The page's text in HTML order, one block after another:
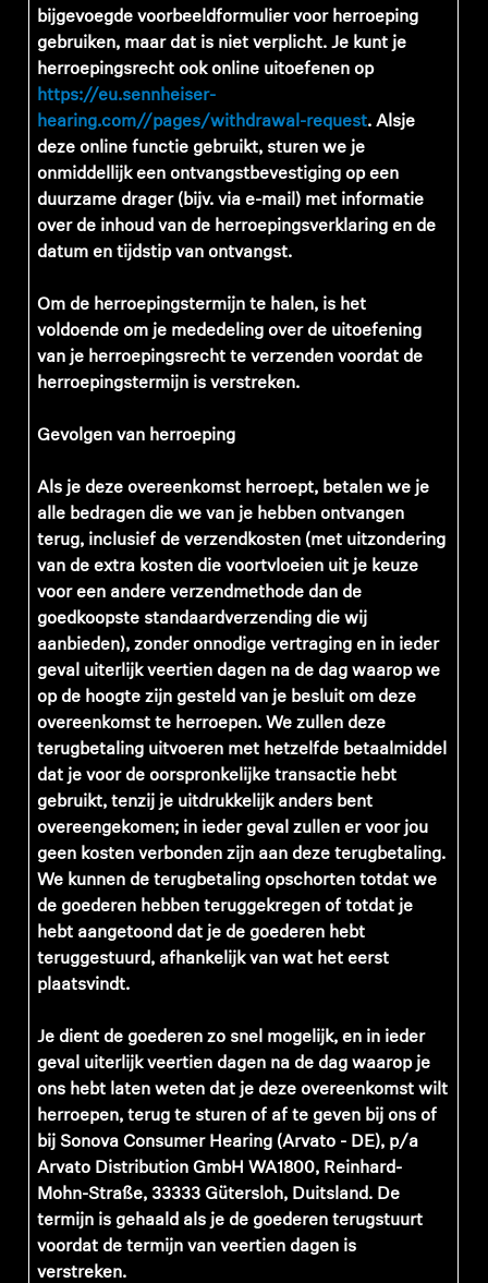
bijgevoegde voorbeeldformulier voor herroeping
gebruiken, maar dat is niet verplicht. Je kunt je
herroepingsrecht ook online uitoefenen op
https://eu.sennheiser-
hearing.com//pages/withdrawal-request.Alsje
deze online functie gebruikt, sturen we je
onmiddellijk een ontvangstbevestiging op een
duurzame drager (bijv. via e-mail) met informatie
over de inhoud van de herroepingsverklaring en de
datum en tijdstip van ontvangst.
Om de herroepingstermijn te halen, is het
voldoende om je mededeling over de uitoefening
van je herroepingsrecht te verzenden voordat de
herroepingstermijn is verstreken.
Gevolgen van herroeping
Als je deze overeenkomst herroept, betalen we je
alle bedragen die we van je hebben ontvangen
terug, inclusief de verzendkosten (met uitzondering
van de extra kosten die voortvloeien uit je keuze
voor een andere verzendmethode dan de
goedkoopste standaardverzending die wij
aanbieden), zonder onnodige vertraging en in ieder
geval uiterlijk veertien dagen na de dag waarop we
op de hoogte zijn gesteld van je besluit om deze
overeenkomst te herroepen. We zullen deze
terugbetaling uitvoeren met hetzelfde betaalmiddel
dat je voor de oorspronkelijke transactie hebt
gebruikt, tenzij je uitdrukkelijk anders bent
overeengekomen; in ieder geval zullen er voor jou
geen kosten verbonden zijn aan deze terugbetaling.
We kunnen de terugbetaling opschorten totdat we
de goederen hebben teruggekregen of totdat je
hebt aangetoond dat je de goederen hebt
teruggestuurd, afhankelijk van wat het eerst
plaatsvindt.
Je dient de goederen zo snel mogelijk, en in ieder
geval uiterlijk veertien dagen na de dag waarop je
ons hebt laten weten dat je deze overeenkomst wilt
herroepen, terug te sturen of af te geven bij ons of
bij Sonova Consumer Hearing (Arvato - DE), p/a
Arvato Distribution GmbH WA1800, Reinhard-
Mohn-Straße, 33333 Gütersloh, Duitsland. De
termijn is gehaald als je de goederen terugstuurt
voordat de termijn van veertien dagen is
verstreken.